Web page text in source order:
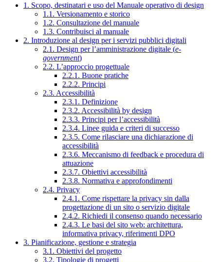
1. Scopo, destinatari e uso del Manuale operativo di design
1.1. Versionamento e storico
1.2. Consultazione del manuale
1.3. Contribuisci al manuale
2. Introduzione al design per i servizi pubblici digitali
2.1. Design per l’amministrazione digitale (e-
government)
2.2. L’approccio progettuale
2.2.1. Buone pratiche
2.2.2. Principi
2.3. Accessibilità
2.3.1. Definizione
2.3.2. Accessibilità by design
2.3.3. Principi per l’accessibilità
2.3.4. Linee guida e criteri di successo
2.3.5. Come rilasciare una dichiarazione di
accessibilità
2.3.6. Meccanismo di feedback e procedura di
attuazione
2.3.7. Obiettivi accessibilità
2.3.8. Normativa e approfondimenti
2.4. Privacy
2.4.1. Come rispettare la privacy sin dalla
progettazione di un sito o servizio digitale
2.4.2. Richiedi il consenso quando necessario
2.4.3. Le basi del sito web: architettura,
informativa privacy, riferimenti DPO
3. Pianificazione, gestione e strategia
3.1. Obiettivi del progetto
3.2. Tipologie di progetti